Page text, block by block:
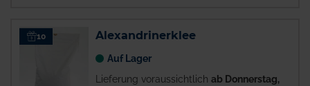
10 Alexandrinerklee
Auf Lager
Lieferung voraussichtlich ab Donnerstag,